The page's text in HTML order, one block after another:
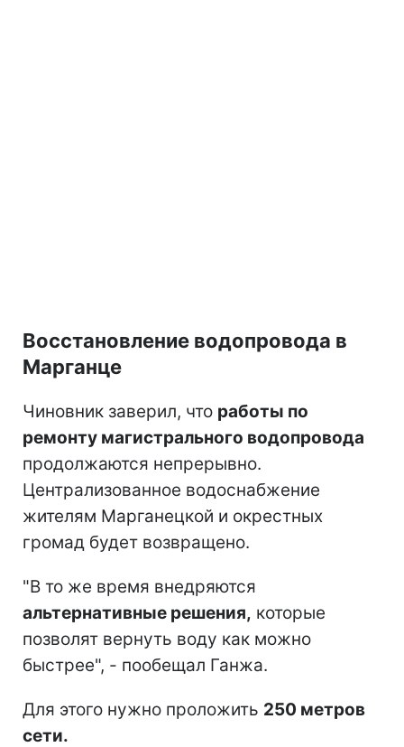
Восстановление водопровода в
Марганце
Чиновник заверил, что работы по
ремонту магистрального водопровода
продолжаются непрерывно.
Централизованное водоснабжение
жителям Марганецкой и окрестных
громад будет возвращено.
"В то же время внедряются
альтернативные решения, которые
позволят вернуть воду как можно
быстрее", - пообещал Ганжа.
Для этого нужно проложить 250 метров
сети.